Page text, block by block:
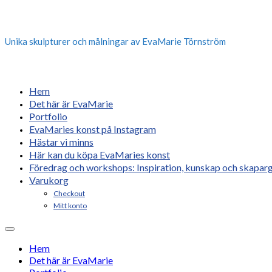
Unika skulpturer och målningar av EvaMarie Törnström
Hem
Det här är EvaMarie
Portfolio
EvaMaries konst på Instagram
Hästar vi minns
Här kan du köpa EvaMaries konst
Föredrag och workshops: Inspiration, kunskap och
Varukorg
Checkout
Mitt konto
Hem
Det här är EvaMarie